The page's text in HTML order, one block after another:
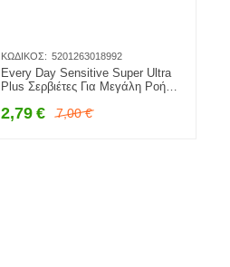
ΚΩΔΙΚΌΣ: 5201263018992
Every Day Sensitive Super Ultra
Plus Σερβιέτες Για Μεγάλη Ροή
7,00 €
2,79 €